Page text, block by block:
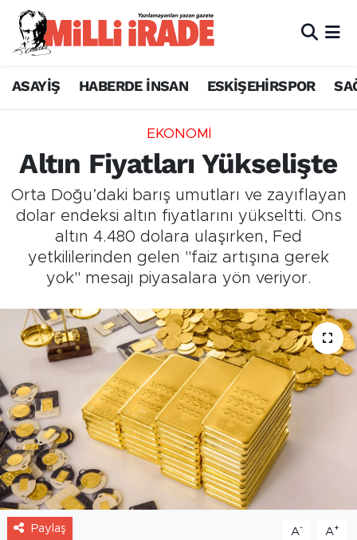
ASAYİŞ HABERDE İNSAN ESKİŞEHİRSPOR
EKONOMİ
Altın Fiyatları Yükselişte
Orta Doğu’daki barış umutları ve zayıflayan
dolar endeksi altın fiyatlarını yükseltti. Ons
altın 4.480 dolara ulaşırken, Fed
yetkililerinden gelen "faiz artışına gerek
yok" mesajı piyasalara yön veriyor.
Paylaş A- A+